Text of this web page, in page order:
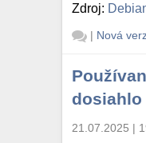
Zdroj:
| Nová
dosiahlo
21.07.2025 |